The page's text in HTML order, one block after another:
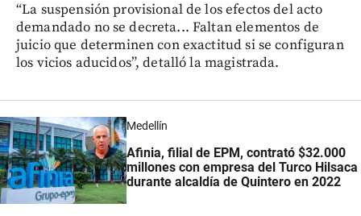
“La suspensión provisional de los efectos del acto
demandado no se decreta... Faltan elementos de
juicio que determinen con exactitud si se configuran
los vicios aducidos”, detalló la magistrada.
Medellín
Afinia, filial de EPM, contrató $32.000
millones con empresa del Turco Hilsaca
durante alcaldía de Quintero en 2022